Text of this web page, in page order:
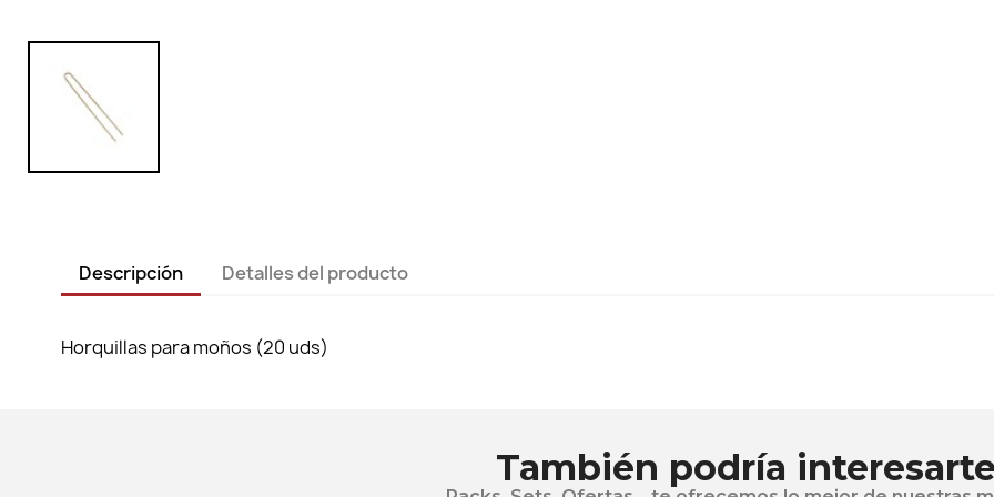
Descripción Detalles del producto
Horquillas para moños (20 uds)
También podría interesarte